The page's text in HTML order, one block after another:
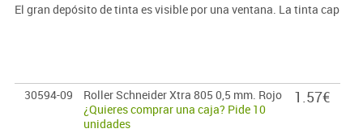
El gran depósito de tinta es visible por una ventana. La tinta cap
30594-09
Roller Schneider Xtra 805 0,5 mm. Rojo
¿Quieres comprar una caja? Pide 10
unidades
1.57€